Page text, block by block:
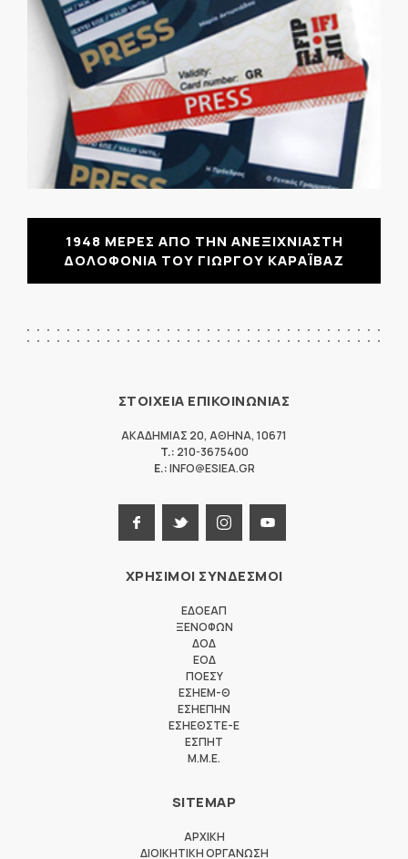
1948 ΜΕΡΕΣ ΑΠΟ ΤΗΝ ΑΝΕΞΙΧΝΙΑΣΤΗ
ΔΟΛΟΦΟΝΙΑ ΤΟΥ ΓΙΩΡΓΟΥ ΚΑΡΑΪΒΑΖ
ΣΤΟΙΧΕΙΑ ΕΠΙΚΟΙΝΩΝΙΑΣ
ΑΚΑΔΗΜΙΑΣ 20, ΑΘΗΝΑ, 10671
T.: 210-3675400
E.:INFO@ESIEA.GR
ΧΡΗΣΙΜΟΙ ΣΥΝΔΕΣΜΟΙ
ΕΔΟΕΑΠ
ΞΕΝΟΦΩΝ
ΔΟΔ
ΕΟΔ
ΠΟΕΣΥ
ΕΣΗΕΜ-Θ
ΕΣΗΕΠΗΝ
ΕΣΗΕΘΣΤΕ-Ε
ΕΣΠΗΤ
M.M.E.
SITEMAP
ΑΡΧΙΚΗ
ΔΙΟΙΚΗΤΙΚΗ ΟΡΓΑΝΩΣΗ